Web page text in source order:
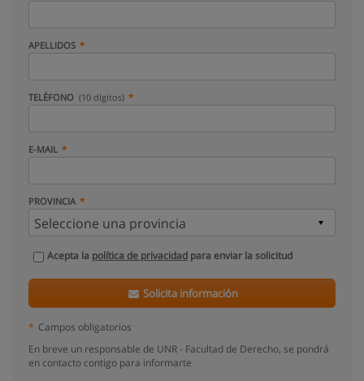
APELLIDOS
TELÉFONO (10 dígitos)
E-MAIL
PROVINCIA
Acepta la política de privacidad para enviar la solicitud
Solicita información
* Campos obligatorios
En breve un responsable de UNR - Facultad de Derecho, se pondrá
en contacto contigo para informarte